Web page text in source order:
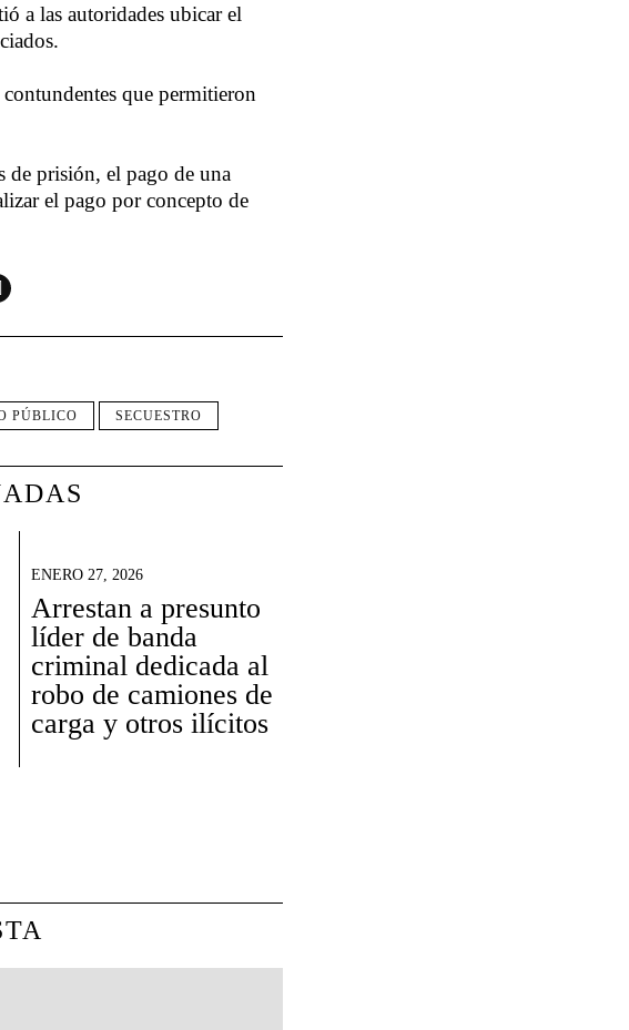
a las autoridades ubicar el
que permitieron
de prisión, el pago de una
el pago por concepto de
PÚBLICO SECUESTRO
ENERO 27, 2026
Arrestan a presunto
líder de banda
criminal dedicada al
robo de camiones de
carga y otros ilícitos